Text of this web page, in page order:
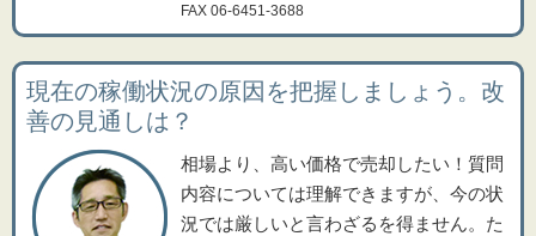
FAX 06-6451-3688
現在の稼働状況の原因を把握しましょう。改
善の見通しは？
相場より、高い価格で売却したい！質問
内容については理解できますが、今の状
況では厳しいと言わざるを得ません。た